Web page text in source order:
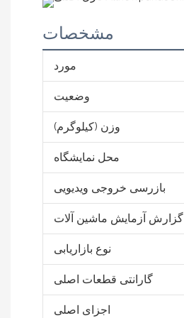
مشخصات
مورد
وضعیت
وزن (کیلوگرم)
محل نمایشگاه
بازرسی خروجی ویدیویی
گزارش آزمایش ماشین آلات
نوع بازاریابی
گارانتی قطعات اصلی
اجزای اصلی